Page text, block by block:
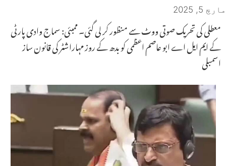
مارچ 5, 2025
معطلی کی تحریک صوتی ووٹ سے منظور کر لی گئی۔ ممبئی: سماج وادی پارٹی
کے ایم ایل اے ابو عاصم اعظمی کو بدھ کے روز مہاراشٹر کی قانون ساز
اسمبلی